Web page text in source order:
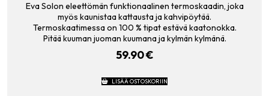
Eva Solon eleettömän funktionaalinen termoskaadin, joka
myös kaunistaa kattausta ja kahvipöytää.
Termoskaatimessa on 100 % tipat estävä kaatonokka.
Pitää kuuman juoman kuumana ja kylmän kylmänä.
59.90€
LISÄÄ OSTOSKORIIN